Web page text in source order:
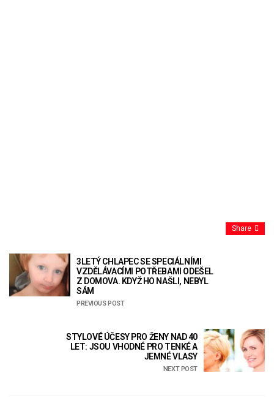
Share
3LETÝ CHLAPEC SE SPECIÁLNÍMI
VZDĚLÁVACÍMI POTŘEBAMI ODEŠEL
Z DOMOVA. KDYŽ HO NAŠLI, NEBYL
SÁM
PREVIOUS POST
STYLOVÉ ÚČESY PRO ŽENY NAD 40
LET: JSOU VHODNÉ PRO TENKÉ A
JEMNÉ VLASY
NEXT POST